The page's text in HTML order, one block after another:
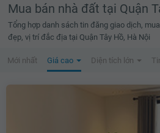
Mua bán nhà đất tại Quận
Tổng hợp danh sách tin đăng giao dịch,
đẹp, vị trí đắc địa tại Quận Tây Hồ, Hà Nội
Mới nhất Giá cao Diện tích lớn